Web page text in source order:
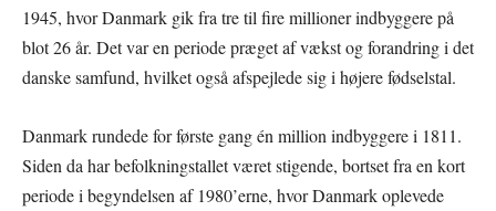
1945, hvor Danmark gik fra tre til fire millioner indbyggere på
blot 26 år. Det var en periode præget af vækst og forandring i det
danske samfund, hvilket også afspejlede sig i højere fødselstal.
Danmark rundede for første gang én million indbyggere i 1811.
Siden da har befolkningstallet været stigende, bortset fra en kort
periode i begyndelsen af 1980’erne, hvor Danmark oplevede